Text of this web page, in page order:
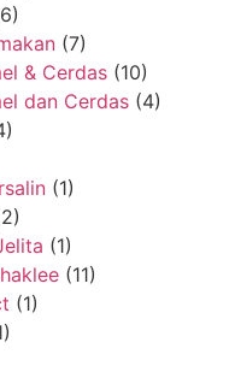
(7)
& Cerdas (10)
dan Cerdas (4)
(1)
(1)
(11)
(1)